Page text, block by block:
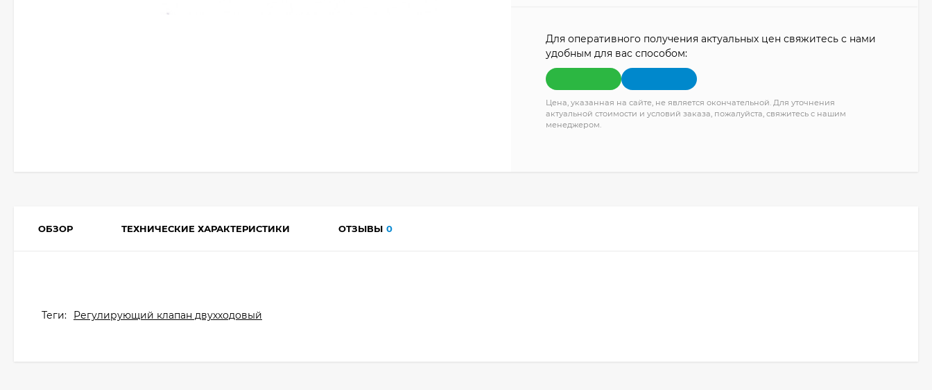
Для оперативного получения актуальных цен свяжитесь с нами
удобным для вас способом:
Цена, указанная на сайте, не является окончательной. Для уточнения
актуальной стоимости и условий заказа, пожалуйста, свяжитесь с нашим
менеджером.
ОБЗОР ТЕХНИЧЕСКИЕ ХАРАКТЕРИСТИКИ ОТЗЫВЫ 0
Теги: Регулирующий клапан двухходовый